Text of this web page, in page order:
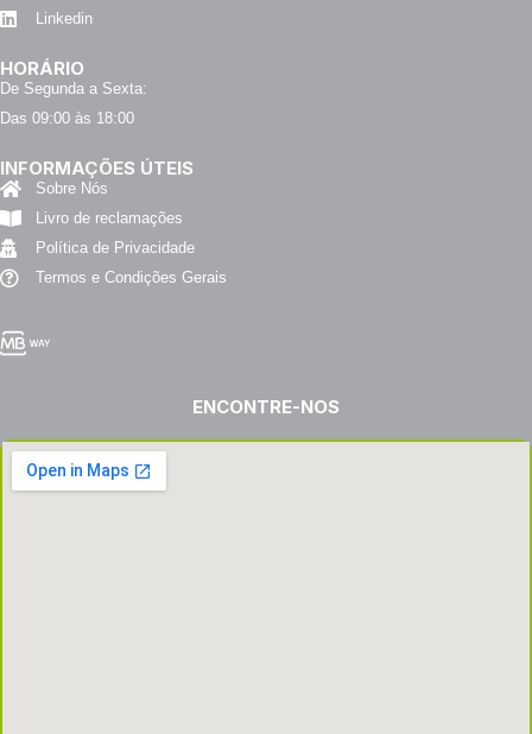
Linkedin
HORÁRIO
De Segunda a Sexta:
Das 09:00 às 18:00
INFORMAÇÕES ÚTEIS
Sobre Nós
Livro de reclamações
Política de Privacidade
Termos e Condições Gerais
ENCONTRE-NOS